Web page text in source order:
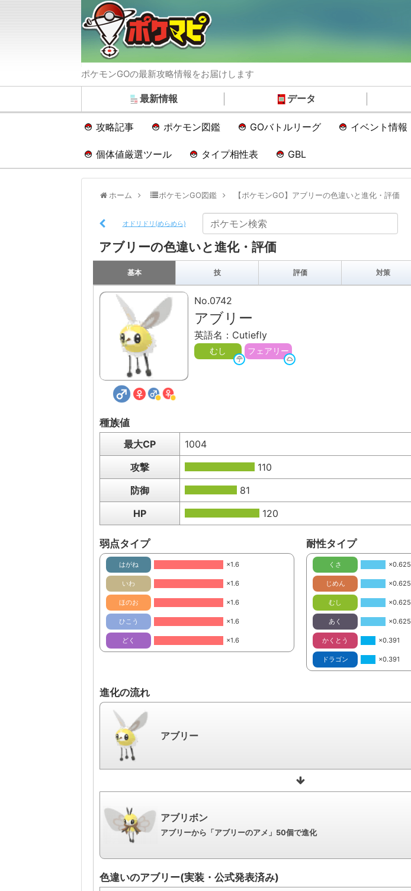
ポケモンGOの最新攻略情報をお届けします
最新情報 データ
攻略記事 ポケモン図鑑 GOバトルリーグ イベント情報
個体値厳選ツール タイプ相性表 GBL
ホーム ポケモンGO図鑑 【ポケモンGO】アブリーの色違いと進化・評価
オドリドリ(めらめら)
アブリーの色違いと進化・評価
基本 技 評価 対策
No.0742
アブリー
英語名：Cutiefly
むし フェアリー
種族値
最大CP
1004
攻撃
110
防御
81
HP
120
弱点タイプ
はがね ×1.6
いわ ×1.6
ほのお ×1.6
ひこう ×1.6
どく ×1.6
耐性タイプ
くさ ×0.625
じめん ×0.625
むし ×0.625
あく ×0.625
かくとう ×0.391
ドラゴン ×0.391
進化の流れ
アブリー
アブリボン
アブリーから「アブリーのアメ」50個で進化
色違いのアブリー(実装・公式発表済み)